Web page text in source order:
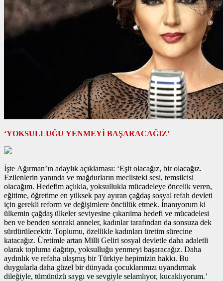
‘YOKSULLUĞU YENMEYİ BAŞARACAĞIZ’
İşte Ağırman’ın adaylık açıklaması: ‘Eşit olacağız, bir olacağız.
Ezilenlerin yanında ve mağdurların meclisteki sesi, temsilcisi
olacağım. Hedefim açlıkla, yoksullukla mücadeleye öncelik veren,
eğitime, öğretime en yüksek pay ayıran çağdaş sosyal refah devleti
için gerekli reform ve değişimlere öncülük etmek. İnanıyorum ki
ülkemin çağdaş ülkeler seviyesine çıkarılma hedefi ve mücadelesi
ben ve benden sonraki anneler, kadınlar tarafından da sonsuza dek
sürdürülecektir. Toplumu, özellikle kadınları üretim sürecine
katacağız. Üretimle artan Milli Geliri sosyal devletle daha adaletli
olarak topluma dağıtıp, yoksulluğu yenmeyi başaracağız. Daha
aydınlık ve refaha ulaşmış bir Türkiye hepimizin hakkı. Bu
duygularla daha güzel bir dünyada çocuklarımızı uyandırmak
dileğiyle, tümünüzü saygı ve sevgiyle selamlıyor, kucaklıyorum.’